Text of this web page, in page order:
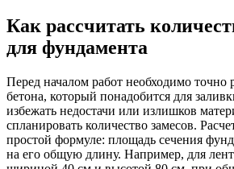
Как рассчитать
для фундамента
Перед началом работ необходимо точно
бетона, который понадобится для
избежать недостачи или излишков
спланировать количество замесов.
простой формуле: площадь сечения
на его общую длину. Например, для